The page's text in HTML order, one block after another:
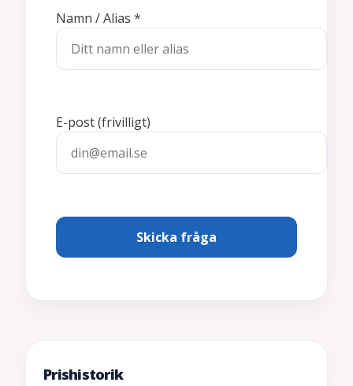
Namn / Alias *
E-post(frivilligt)
Prishistorik